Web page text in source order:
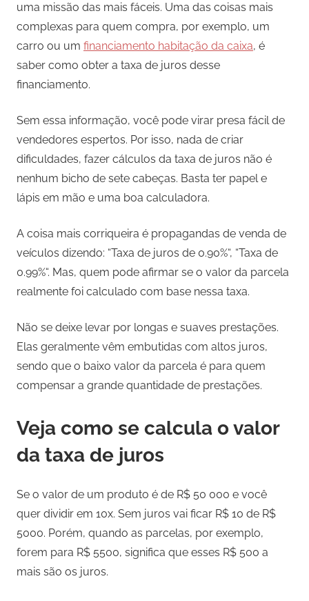
uma missão das mais fáceis. Uma das coisas mais
complexas para quem compra, por exemplo, um
carro ou um financiamento habitação da caixa, é
saber como obter a taxa de juros desse
financiamento.
Sem essa informação, você pode virar presa fácil de
vendedores espertos. Por isso, nada de criar
dificuldades, fazer cálculos da taxa de juros não é
nenhum bicho de sete cabeças. Basta ter papel e
lápis em mão e uma boa calculadora.
A coisa mais corriqueira é propagandas de venda de
veículos dizendo: “Taxa de juros de 0.90%“, “Taxa de
0.99%“. Mas, quem pode afirmar se o valor da parcela
realmente foi calculado com base nessa taxa.
Não se deixe levar por longas e suaves prestações.
Elas geralmente vêm embutidas com altos juros,
sendo que o baixo valor da parcela é para quem
compensar a grande quantidade de prestações.
Veja como se calcula o valor
da taxa de juros
Se o valor de um produto é de R$ 50 000 e você
quer dividir em 10x. Sem juros vai ficar R$ 10 de R$
5000. Porém, quando as parcelas, por exemplo,
forem para R$ 5500, significa que esses R$ 500 a
mais são os juros.